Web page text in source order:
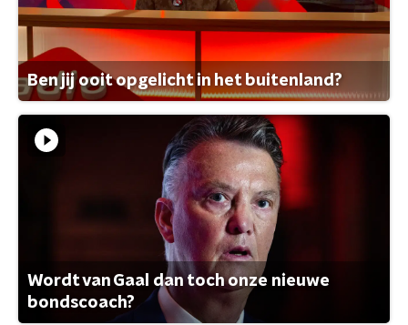
Ben jij ooit opgelicht in het buitenland?
Wordt van Gaal dan toch onze nieuwe
bondscoach?